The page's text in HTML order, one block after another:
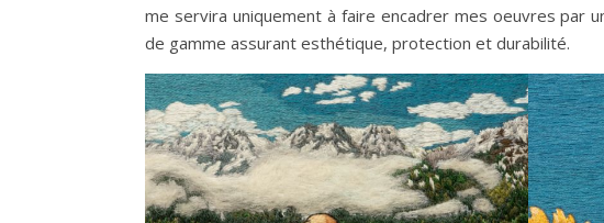
me servira uniquement à faire encadrer mes oeuvres par
de gamme assurant esthétique, protection et durabilité.